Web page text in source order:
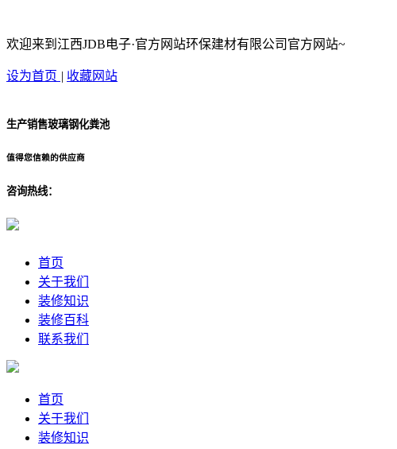
欢迎来到江西JDB电子·官方网站环保建材有限公司官方网站~
设为首页 | 收藏网站
生产销售玻璃钢化粪池
值得您信赖的供应商
咨询热线：
首页
关于我们
装修知识
装修百科
联系我们
首页
关于我们
装修知识